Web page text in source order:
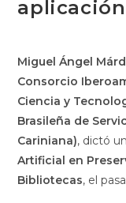
Miguel Ángel
Consorcio
Ciencia y
Brasileña de
Cariniana), dictó
Artificial en
Bibliotecas, el